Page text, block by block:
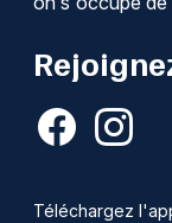
Téléchargez